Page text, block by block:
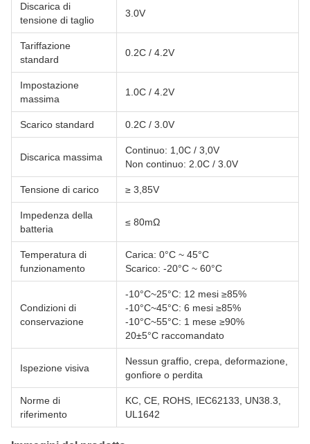
Discarica di
tensione di taglio
3.0V
Tariffazione
standard
0.2C / 4.2V
Impostazione
massima
1.0C / 4.2V
Scarico standard 0.2C / 3.0V
Discarica massima
Continuo: 1,0C / 3,0V
Non continuo: 2.0C / 3.0V
Tensione di carico ≥ 3,85V
Impedenza della
batteria
≤ 80mΩ
Temperatura di
funzionamento
Carica: 0°C ~ 45°C
Scarico: -20°C ~ 60°C
Condizioni di
conservazione
-10°C~25°C: 12 mesi ≥85%
-10°C~45°C: 6 mesi ≥85%
-10°C~55°C: 1 mese ≥90%
20±5°C raccomandato
Ispezione visiva
Nessun graffio, crepa, deformazione,
gonfiore o perdita
Norme di
riferimento
KC, CE, ROHS, IEC62133, UN38.3,
UL1642